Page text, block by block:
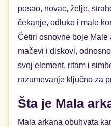
posao, novac, želje,
čekanje, odluke i male
Četiri osnovne boje Male
mačevi i diskovi,
svoj element, ritam i
razumevanje ključno za
Šta je Mala
Mala arkana obuhvata